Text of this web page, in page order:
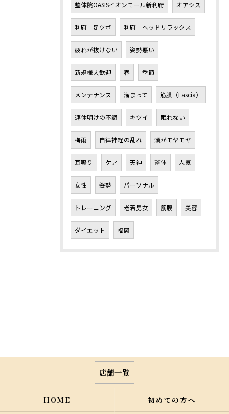
整体院OASISイオンモール新利府 オアシス
利府 足ツボ 利府 ヘッドリラックス
疲れが抜けない 姿勢悪い
新規様大歓迎 春 季節
メンテナンス 溜まって 筋膜（Fascia）
連休明けの不調 キツイ 眠れない
梅雨 自律神経の乱れ 頭がモヤモヤ
耳鳴り ケア 天神 整体 人気
女性 姿勢 パーソナル
トレーニング 老若男女 筋膜 美容
ダイエット 福岡
店舗一覧
HOME 初めての方へ